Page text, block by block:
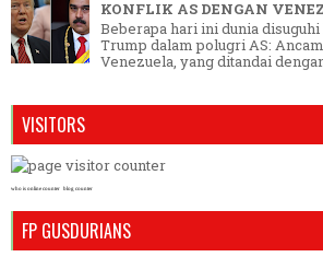
KONFLIK AS DENGAN
Beberapa hari ini dunia
Trump dalam polugri AS:
Venezuela, yang ditandai
VISITORS
who is online counter blog counter
FP GUSDURIANS